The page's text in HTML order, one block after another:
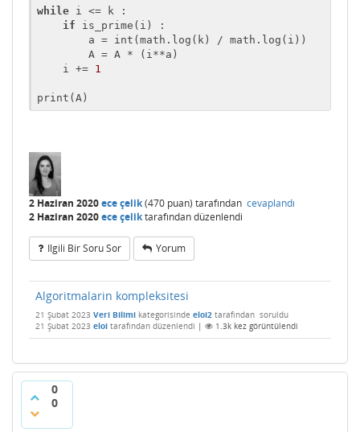
while i <= k :
if is_prime(i) :
    i +=
1
print(A)
2 Haziran 2020ece çelik(470 puan) tarafından cevaplandı
2 Haziran 2020ece çeliktarafındandüzenlendi
Ilgili Bir Soru Sor Yorum
Algoritmalarin kompleksitesi
21 Şubat 2023 Veri Bilimi kategorisinde eloi2 tarafından soruldu
21 Şubat 2023 eloi tarafından düzenlendi | 1.3k kez görüntülendi
0
0